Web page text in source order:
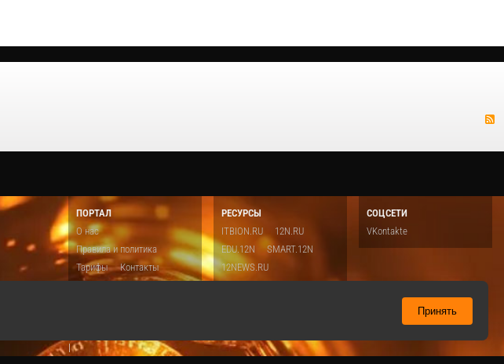
ПОРТАЛ
О нас
Правила и политика
Тарифы
Контакты
Предложить видео
Топ
РЕСУРСЫ
ITBION.RU
12N.RU
EDU.12N
SMART.12N
12NEWS.RU
СОЦСЕТИ
VKontakte
|
Принять